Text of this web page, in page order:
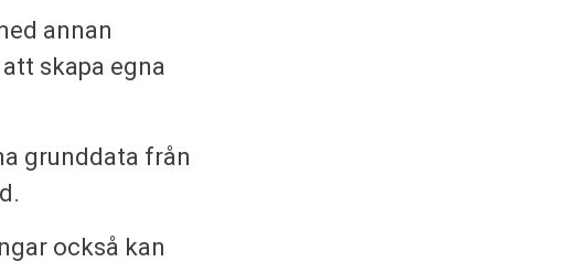
annan
skapa egna
grunddata från
också kan